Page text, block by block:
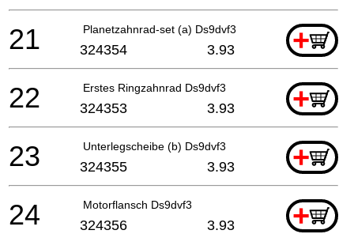
Planetzahnrad-set (a) Ds9dvf3 +
21 324354 3.93
Erstes Ringzahnrad Ds9dvf3 +
22 324353 3.93
Unterlegscheibe (b) Ds9dvf3 +
23 324355 3.93
Motorflansch Ds9dvf3 +
24 324356 3.93